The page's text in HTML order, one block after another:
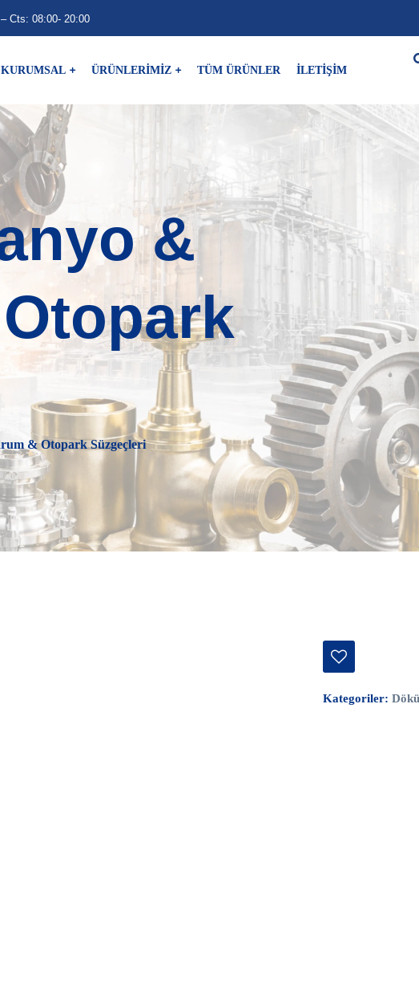
Cts: 08:00- 20:00
KURUMSAL ÜRÜNLERİMİZ TÜM ÜRÜNLER İLETİŞİM
&
& Otopark Süzgeçleri
Kategoriler: